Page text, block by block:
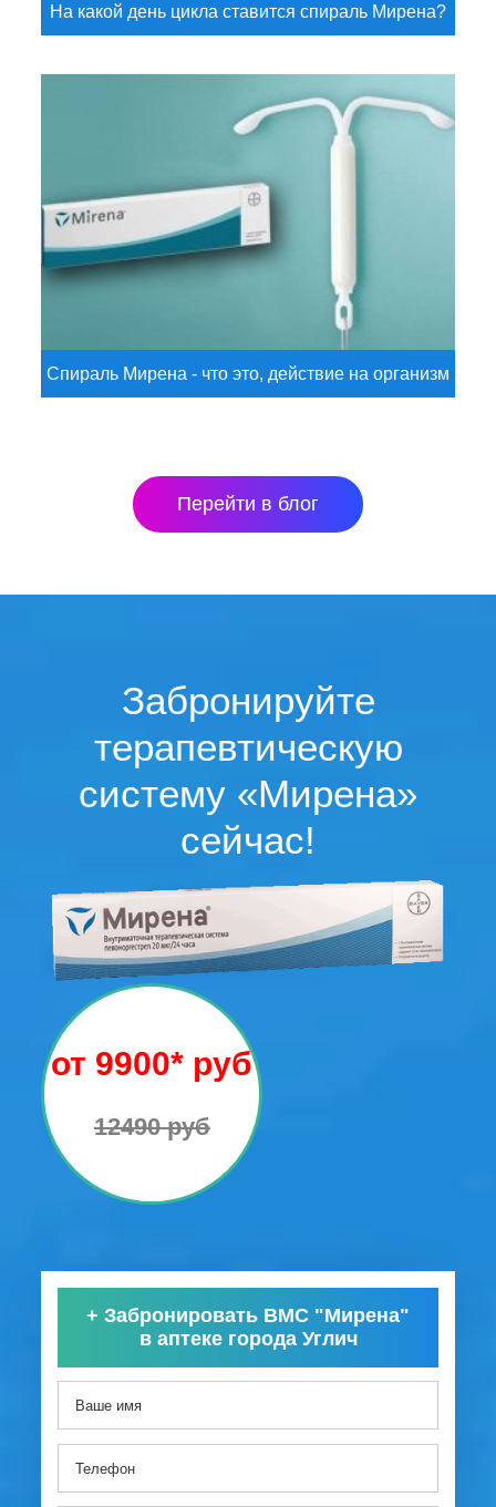
На какой день цикла ставится спираль Мирена?
Спираль Мирена - что это, действие на организм
Перейти в блог
Забронируйте
терапевтическую
систему «Мирена»
сейчас!
от 9900* руб
12490 руб
+ Забронировать ВМС "Мирена"
в аптеке города Углич